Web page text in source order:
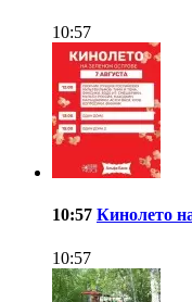
10:57
10:57 Кинолето
10:57